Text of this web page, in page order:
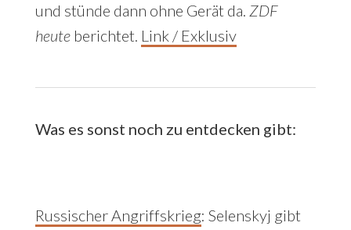
und stünde dann ohne Gerät da. ZDF
heuteberichtet. Link / Exklusiv
Was es sonst noch zu entdecken gibt:
Russischer Angriffskrieg: Selenskyj gibt